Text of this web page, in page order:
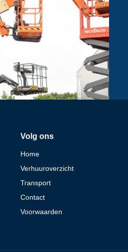
Volg ons
Home
Verhuuroverzicht
Transport
Contact
Voorwaarden